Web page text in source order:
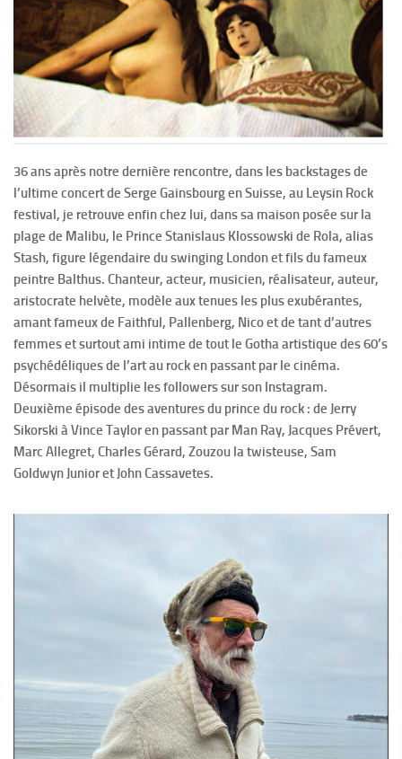
36 ans après notre dernière rencontre, dans les backstages de
l’ultime concert de Serge Gainsbourg en Suisse, au Leysin Rock
festival, je retrouve enfin chez lui, dans sa maison posée sur la
plage de Malibu, le Prince Stanislaus Klossowski de Rola, alias
Stash, figure légendaire du swinging London et fils du fameux
peintre Balthus. Chanteur, acteur, musicien, réalisateur, auteur,
aristocrate helvète, modèle aux tenues les plus exubérantes,
amant fameux de Faithful, Pallenberg, Nico et de tant d’autres
femmes et surtout ami intime de tout le Gotha artistique des 60’s
psychédéliques de l’art au rock en passant par le cinéma.
Désormais il multiplie les followers sur son Instagram.
Deuxième épisode des aventures du prince du rock : de Jerry
Sikorski à Vince Taylor en passant par Man Ray, Jacques Prévert,
Marc Allegret, Charles Gérard, Zouzou la twisteuse, Sam
Goldwyn Junior et John Cassavetes.